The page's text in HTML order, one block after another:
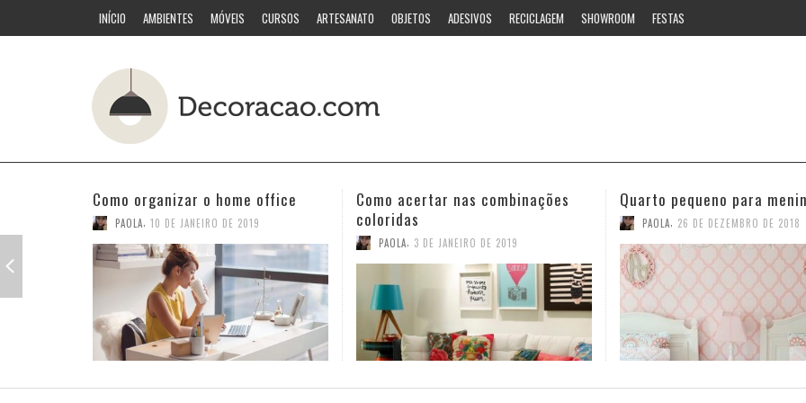
INÍCIO AMBIENTES MÓVEIS CURSOS ARTESANATO OBJETOS ADESIVOS RECICLAGEM SHOWROOM FESTAS
Como acertar nas combinações
coloridas
PAOLA, 3 DE JANEIRO DE 2019
Quarto pequeno para meninas
PAOLA, 26 DE DEZEMBRO DE 2018
Ideias estilosas para o
PAOLA 12 DE NOVEMBRO DE 2018